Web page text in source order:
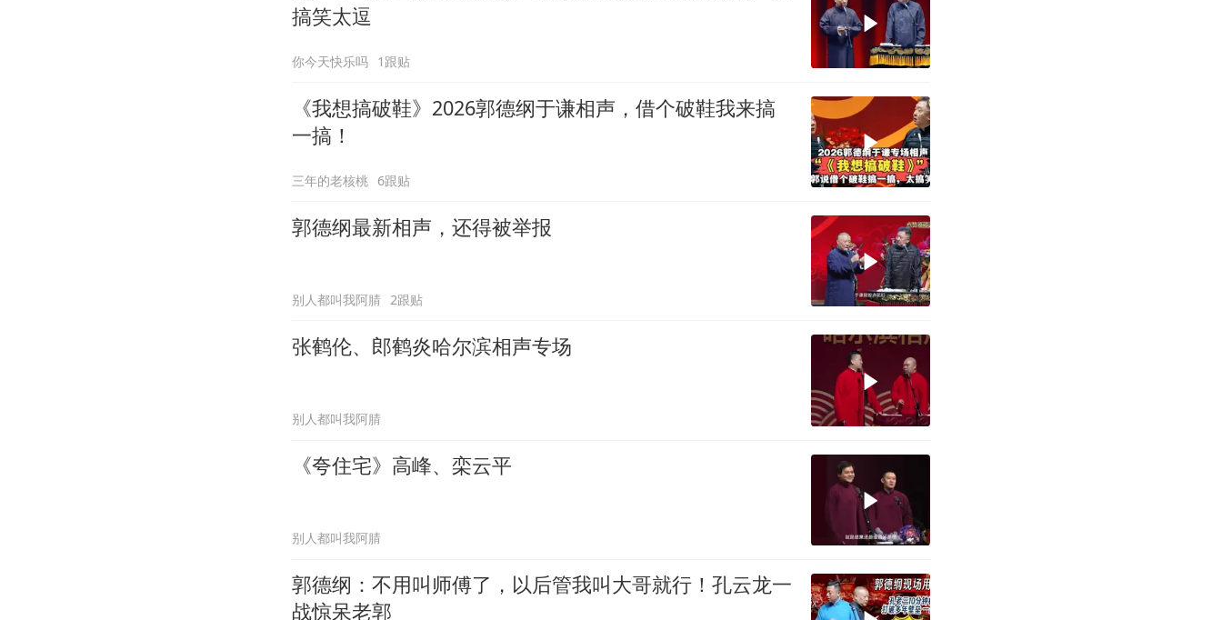
搞笑太逗
你今天快乐吗 1跟贴
《我想搞破鞋》2026郭德纲于谦相声，借个破鞋我来搞
一搞！
三年的老核桃 6跟贴
郭德纲最新相声，还得被举报
别人都叫我阿腈 2跟贴
张鹤伦、郎鹤炎哈尔滨相声专场
别人都叫我阿腈
《夸住宅》高峰、栾云平
别人都叫我阿腈
郭德纲：不用叫师傅了，以后管我叫大哥就行！孔云龙一
战惊呆老郭